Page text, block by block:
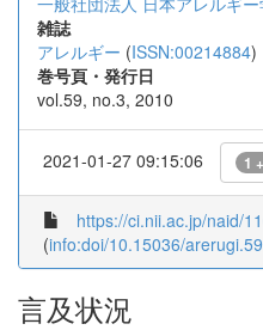
雑誌
アレルギー (ISSN:00214884)
巻号頁・発行日
vol.59, no.3, 2010
2021-01-27 09:15:06 1
https://ci.nii.ac.jp/naid/
(info:doi/10.15036/
言及状況